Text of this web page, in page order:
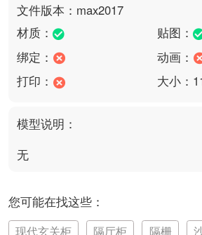
文件版本：max2017
材质：
贴图：
绑定：
动画：
打印：
大小：
模型说明：
无
您可能在找这些：
现代玄关柜 隔厅柜 隔栅